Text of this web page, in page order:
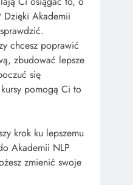
Dzięki Akademii
chcesz poprawić
zbudować lepsze
się
pomogą Ci to
krok ku lepszemu
Akademii NLP
zmienić swoje